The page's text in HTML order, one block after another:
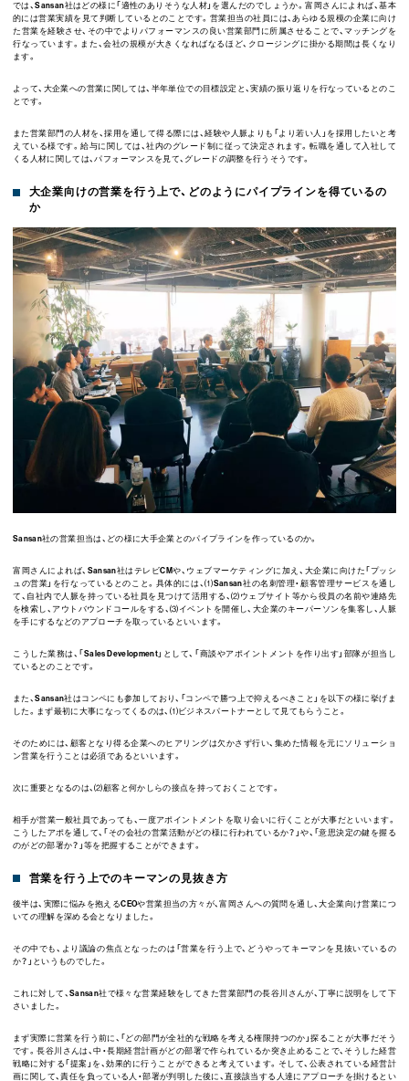
では、Sansan社はどの様に「適性のありそうな人材」を選んだのでしょうか。富岡さんによれば、基本
的には営業実績を見て判断しているとのことです。営業担当の社員には、あらゆる規模の企業に向け
た営業を経験させ、その中でよりパフォーマンスの良い営業部門に所属させることで、マッチングを
行なっています。また、会社の規模が大きくなればなるほど、クロージングに掛かる期間は長くなり
ます。
よって、大企業への営業に関しては、半年単位での目標設定と、実績の振り返りを行なっているとのこ
とです。
また営業部門の人材を、採用を通して得る際には、経験や人脈よりも「より若い人」を採用したいと考
えている様です。給与に関しては、社内のグレード制に従って決定されます。転職を通して入社して
くる人材に関しては、パフォーマンスを見て、グレードの調整を行うそうです。
大企業向けの営業を行う上で、どのようにパイプラインを得ているの
か
Sansan社の営業担当は、どの様に大手企業とのパイプラインを作っているのか。
富岡さんによれば、 Sansan社はテレビCMや、ウェブマーケティングに加え、大企業に向けた「プッシ
ュの営業」を行なっているとのこと。具体的には、⑴Sansan社の名刺管理・顧客管理サービスを通し
て、自社内で人脈を持っている社員を見つけて活用する、⑵ウェブサイト等から役員の名前や連絡先
を検索し、アウトバウンドコールをする、⑶イベントを開催し、大企業のキーパーソンを集客し、人脈
を手にするなどのアプローチを取っているといいます。
こうした業務は、「 Sales Development 」として、「商談やアポイントメントを作り出す」部隊が担当し
ているとのことです。
また、Sansan社はコンペにも参加しており、「コンペで勝つ上で抑えるべきこと」を以下の様に挙げま
した。まず最初に大事になってくるのは、⑴ビジネスパートナーとして見てもらうこと。
そのためには、顧客となり得る企業へのヒアリングは欠かさず行い、集めた情報を元にソリューショ
ン営業を行うことは必須であるといいます。
次に重要となるのは、⑵顧客と何かしらの接点を持っておくことです。
相手が営業一般社員であっても、一度アポイントメントを取り会いに行くことが大事だといいます。
こうしたアポを通して、「その会社の営業活動がどの様に行われているか？」や、「意思決定の鍵を握る
のがどの部署か？」等を把握することができます。
営業を行う上でのキーマンの見抜き方
後半は、実際に悩みを抱えるCEOや営業担当の方々が、富岡さんへの質問を通し、大企業向け営業につ
いての理解を深める会となりました。
その中でも、より議論の焦点となったのは「営業を行う上で、どうやってキーマンを見抜いているの
か？」というものでした。
これに対して、 Sansan社で様々な営業経験をしてきた営業部門の長谷川さんが、丁寧に説明をして下
さいました。
まず実際に営業を行う前に、「どの部門が全社的な戦略を考える権限持つのか」探ることが大事だそう
です。長谷川さんは、中・長期経営計画がどの部署で作られているか突き止めることで、そうした経営
戦略に対する「提案」を、効果的に行うことができると考えています。そして、公表されている経営計
画に関して、責任を負っている人・部署が判明した後に、直接該当する人達にアプローチを掛けるとい